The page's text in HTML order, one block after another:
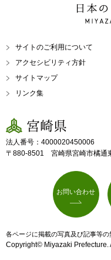
日本の
サイトのご利用について
アクセシビリティ方針
サイトマップ
リンク集
宮崎県
法人番号：4000020450006
〒880-8501 宮崎県宮崎市橘通
お問い合わせ
各ページに掲載の写真及び記事等の
Copyright© Miyazaki Prefecture.